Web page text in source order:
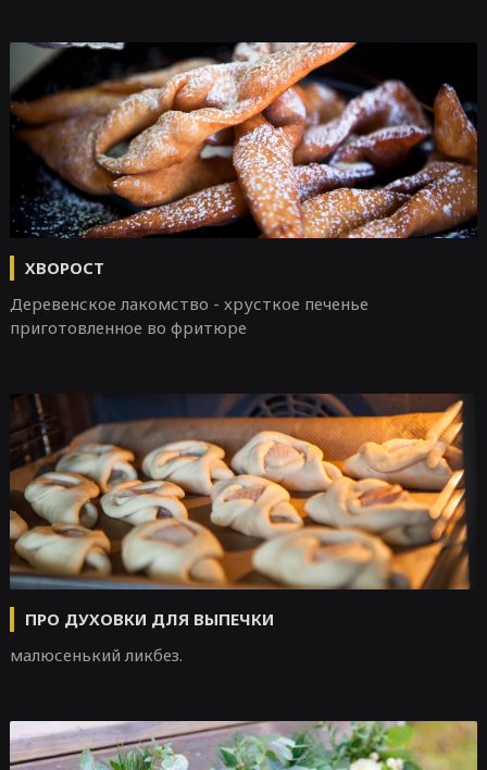
ХВОРОСТ
Деревенское лакомство - хрусткое печенье
приготовленное во фритюре
ПРО ДУХОВКИ ДЛЯ ВЫПЕЧКИ
малюсенький ликбез.